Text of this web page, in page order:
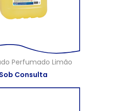
Perfumado Limão
Sob Consulta